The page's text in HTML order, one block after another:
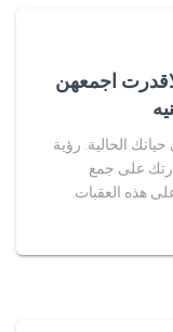
اجمعهن
الحالية. رؤية
على جمع
هذه العقبات.